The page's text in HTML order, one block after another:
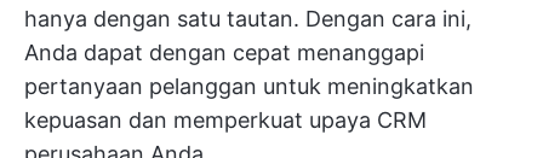
hanya dengan satu tautan. Dengan cara ini,
Anda dapat dengan cepat menanggapi
pertanyaan pelanggan untuk meningkatkan
kepuasan dan memperkuat upaya CRM